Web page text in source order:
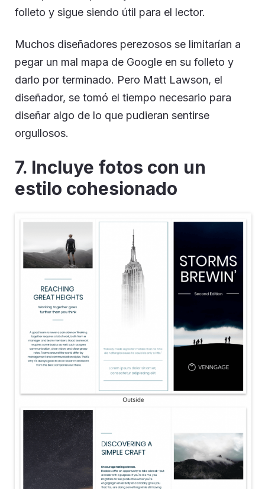
folleto y sigue siendo útil para el lector.
Muchos diseñadores perezosos se limitarían a
pegar un mal mapa de Google en su folleto y
darlo por terminado. Pero Matt Lawson, el
diseñador, se tomó el tiempo necesario para
diseñar algo de lo que pudieran sentirse
orgullosos.
7. Incluye fotos con un
estilo cohesionado